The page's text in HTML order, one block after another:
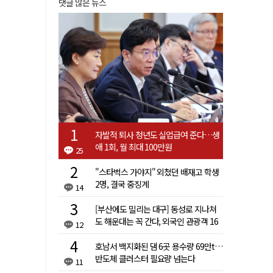
댓글 많은 뉴스
25
자발적 퇴사 청년도 실업급여 준다…생
애 1회, 월 최대 100만원
14
"스타벅스 가야지" 외쳤던 배재고 학생
2명, 결국 중징계
12
[부산에도 밀리는 대구] 동성로 지나쳐
도 해운대는 꼭 간다, 외국인 관광객 16
11
호남서 백지화된 댐 6곳 용수량 69만t…
반도체 클러스터 필요량 넘는다